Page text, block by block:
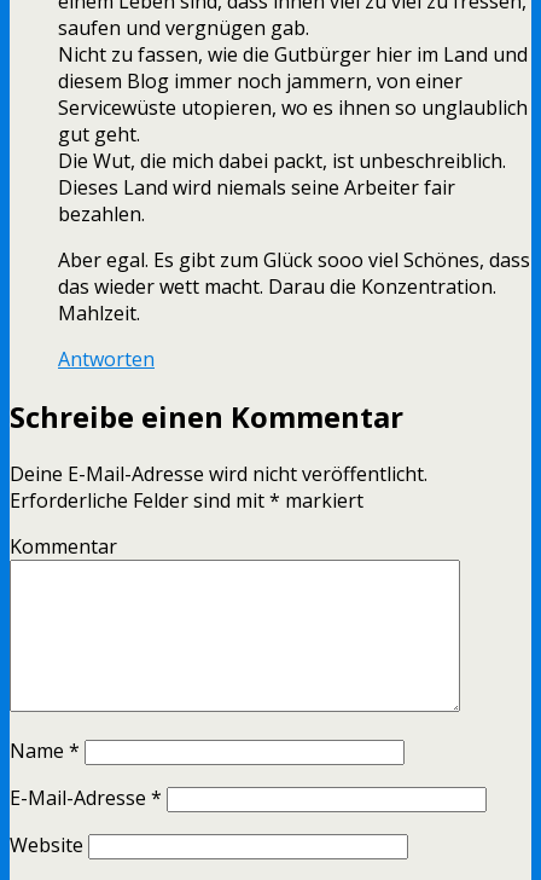
saufen und vergnügen gab.
Nicht zu fassen, wie die Gutbürger hier im Land und
diesem Blog immer noch jammern, von einer
Servicewüste utopieren, wo es ihnen so unglaublich
gut geht.
Die Wut, die mich dabei packt, ist unbeschreiblich.
Dieses Land wird niemals seine Arbeiter fair
bezahlen.
Aber egal. Es gibt zum Glück sooo viel Schönes, dass
das wieder wett macht. Darau die Konzentration.
Mahlzeit.
Antworten
Schreibe einen Kommentar
Deine E-Mail-Adresse wird nicht veröffentlicht.
Erforderliche Felder sind mit* markiert
Kommentar
Name *
E-Mail-Adresse *
Website